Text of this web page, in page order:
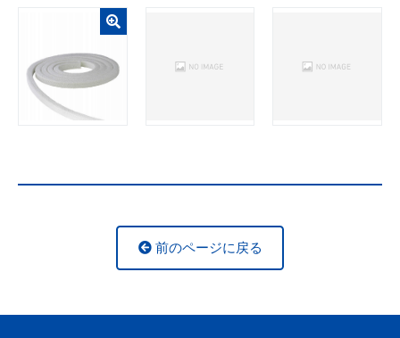
前のページに戻る